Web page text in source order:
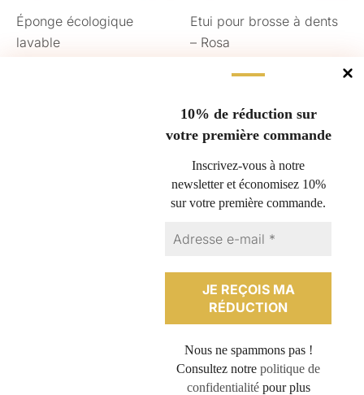
Pour offrir les meilleures expériences, nous utilisons des technologies
telles que les cookies pour stocker et/ou accéder aux informations des
traiter des données telles que le comportement de navigation ou les ID
ACCEPTER
10% de réduction sur
votre première commande
Inscrivez-vous à notre
newsletter et économisez 10%
sur votre première commande.
Nous ne spammons pas !
Consultez notrepolitique de
confidentialitépour plus
Éponge écologique
lavable
Etui pour brosse à dents
– Rosa
Conditions générales de vente
Politique de confidentialité